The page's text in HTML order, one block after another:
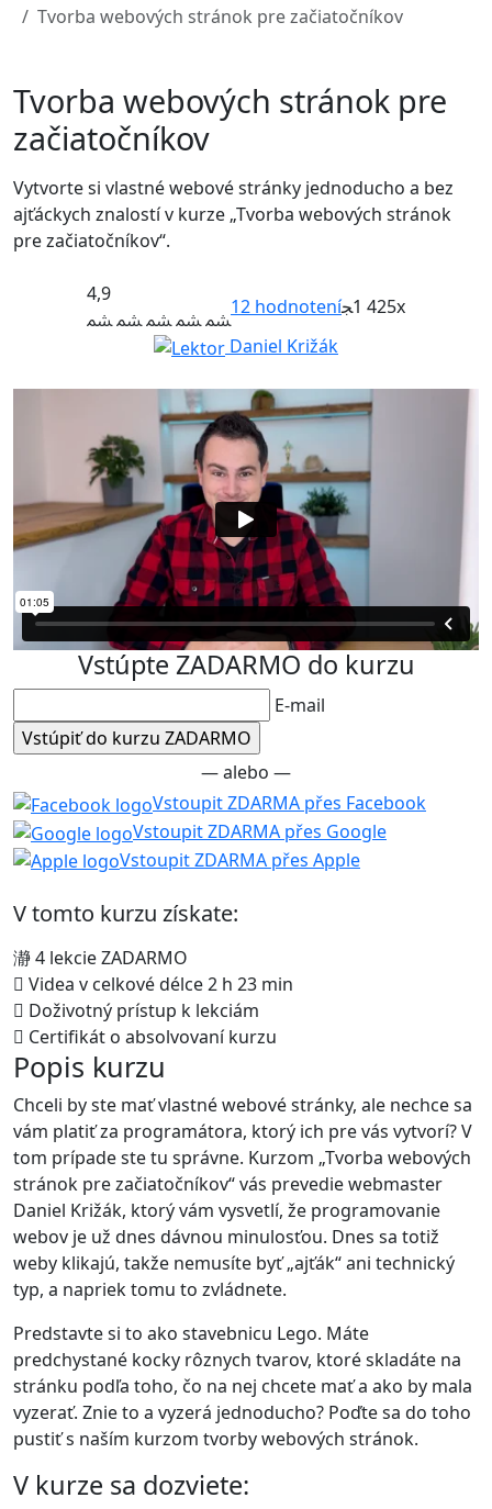
Tvorba webových stránok pre začiatočníkov
Tvorba webových stránok pre
začiatočníkov
Vytvorte si vlastné webové stránky jednoducho a bez
ajťáckych znalostí v kurze „Tvorba webových stránok
pre začiatočníkov“.
4,9
12 hodnotení 1 425x
Daniel Križák
Vstúpte ZADARMO do kurzu
E-mail
— alebo —
Vstoupit ZDARMA přes Facebook
Vstoupit ZDARMA přes Google
Vstoupit ZDARMA přes Apple
V tomto kurzu získate:
4 lekcie ZADARMO
Videa v celkové délce 2 h 23 min
Doživotný prístup k lekciám
Certifikát o absolvovaní kurzu
Popis kurzu
Chceli by ste mať vlastné webové stránky, ale nechce sa
vám platiť za programátora, ktorý ich pre vás vytvorí? V
tom prípade ste tu správne. Kurzom „Tvorba webových
stránok pre začiatočníkov“ vás prevedie webmaster
Daniel Križák, ktorý vám vysvetlí, že programovanie
webov je už dnes dávnou minulosťou. Dnes sa totiž
weby klikajú, takže nemusíte byť „ajťák“ ani technický
typ, a napriek tomu to zvládnete.
Predstavte si to ako stavebnicu Lego. Máte
predchystané kocky rôznych tvarov, ktoré skladáte na
stránku podľa toho, čo na nej chcete mať a ako by mala
vyzerať. Znie to a vyzerá jednoducho? Poďte sa do toho
pustiť s naším kurzom tvorby webových stránok.
V kurze sa dozviete: